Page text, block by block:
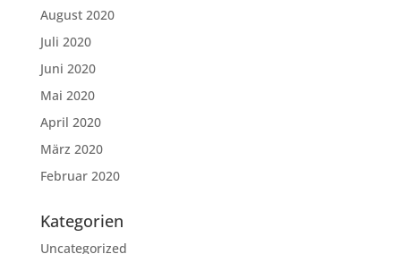
August 2020
Juli 2020
Juni 2020
Mai 2020
April 2020
März 2020
Februar 2020
Kategorien
Uncategorized